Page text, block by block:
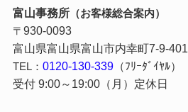
富山事務所（お客様総合案内）
〒 930-0093
富山県富山県富山市内幸町7-9-401
TEL： 0120-130-339（ﾌﾘｰﾀﾞｲﾔﾙ）
受付 9:00～19:00（月）定休日